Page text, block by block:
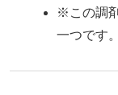
※この調
一つです。